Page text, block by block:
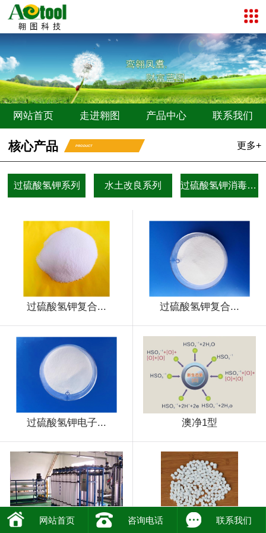
网站首页 走进翱图 产品中心 联系我们
更多+
核心产品 PRODUCT
过硫酸氢钾系列 水土改良系列 过硫酸氢钾消毒剂系列
过硫酸氢钾复合... 过硫酸氢钾复合...
过硫酸氢钾电子... 澳净1型
网站首页 咨询电话 联系我们